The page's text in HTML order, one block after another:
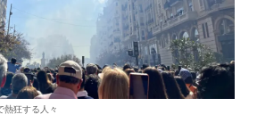
熱狂する人々